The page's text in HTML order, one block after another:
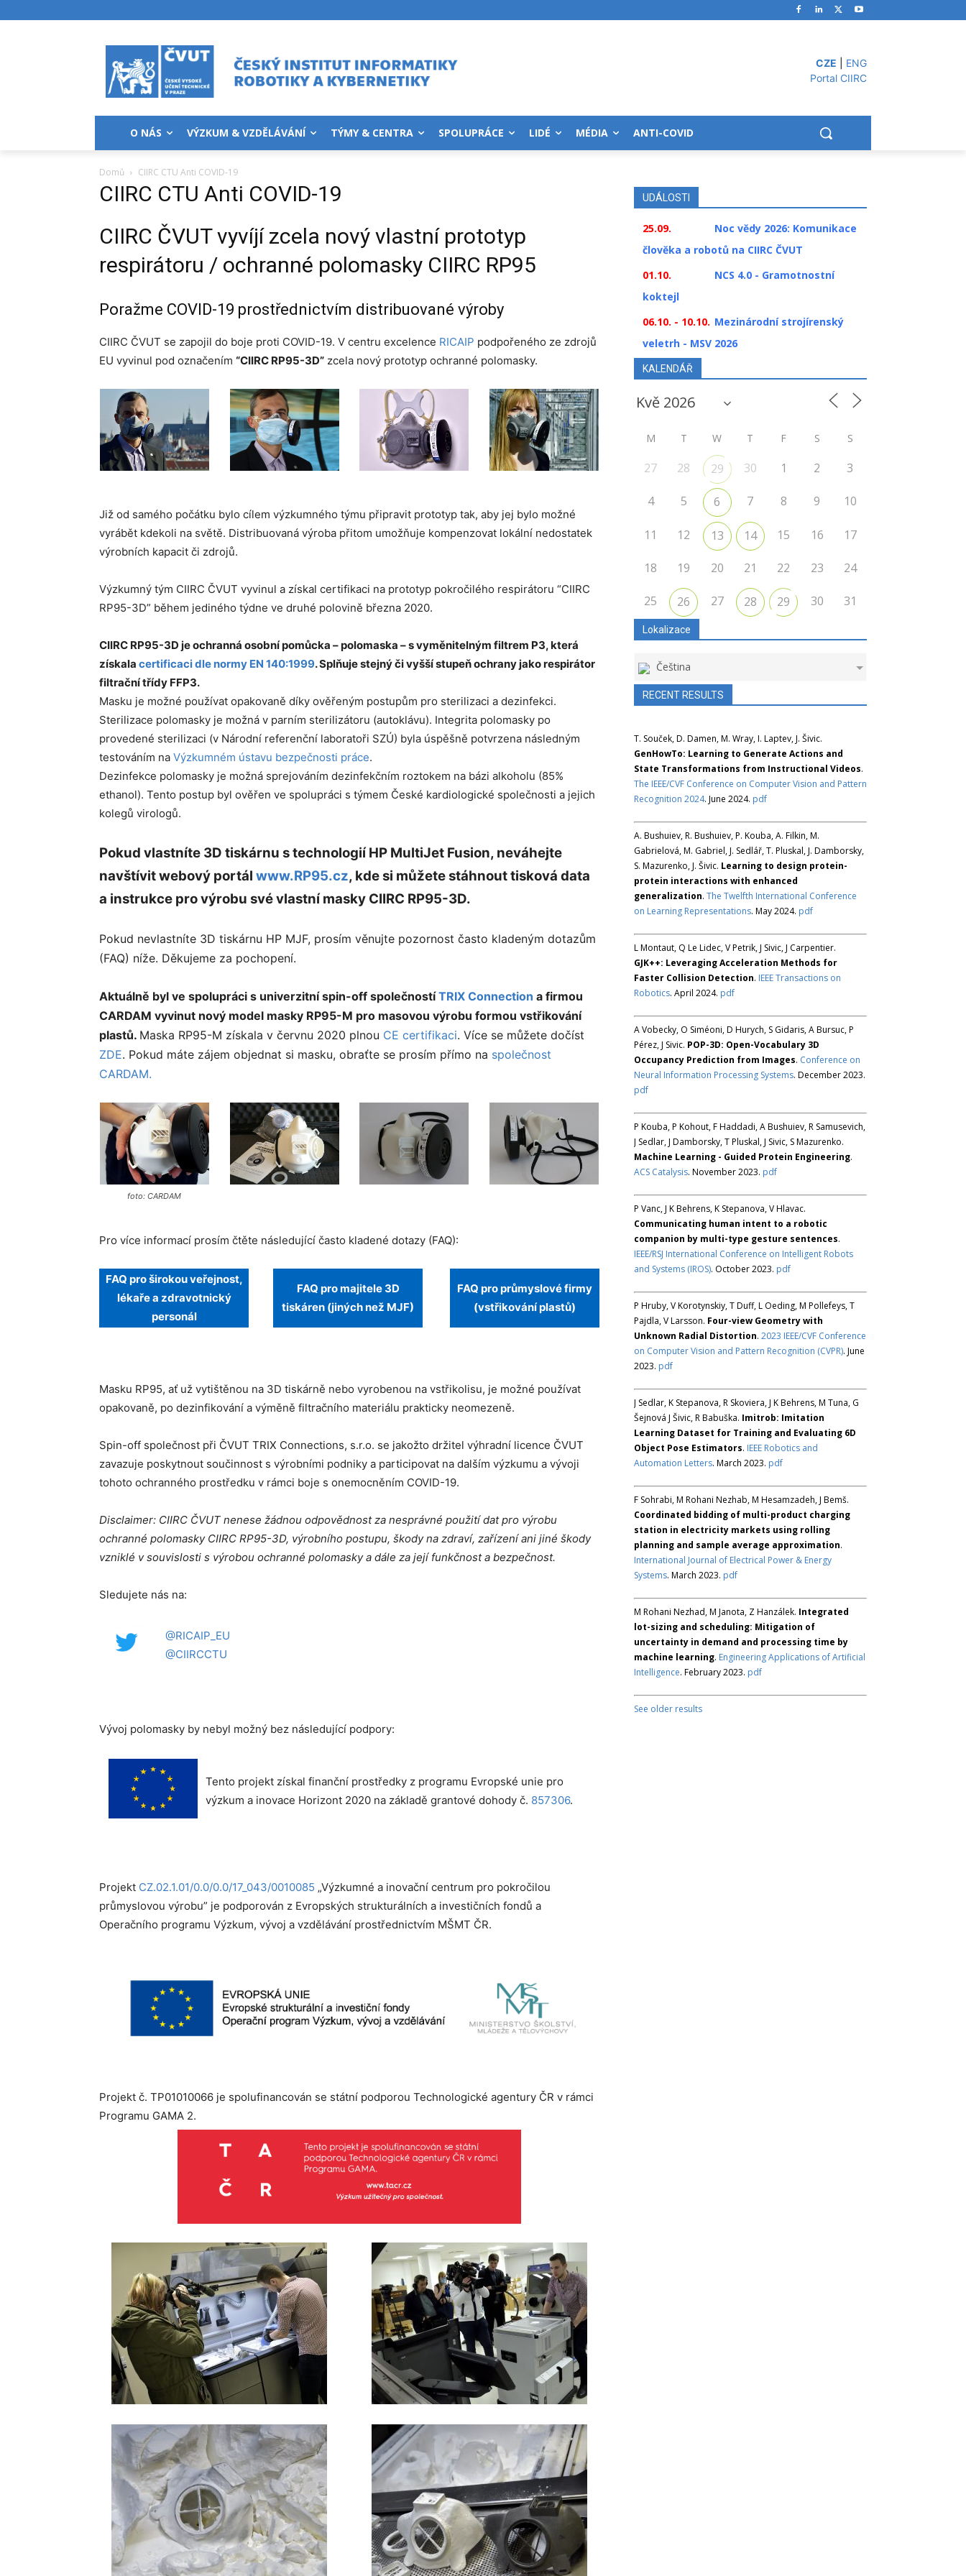
CZE
ENG
Portal CIIRC
O NÁS VÝZKUM & VZDĚLÁVÁNÍ TÝMY & CENTRA SPOLUPRÁCE LIDÉ MÉDIA ANTI-COVID
Domů CIIRC CTU Anti COVID-19
CIIRC CTU Anti COVID-19
CIIRC ČVUT vyvíjí zcela nový vlastní prototyp
respirátoru / ochranné polomasky CIIRC RP95
Poražme COVID-19 prostřednictvím distribuované výroby
CIIRC ČVUT se zapojil do boje proti COVID-19. V centru excelence RICAIP podpořeného ze zdrojů
EU vyvinul pod označením “CIIRC RP95-3D” zcela nový prototyp ochranné polomasky.
Již od samého počátku bylo cílem výzkumného týmu připravit prototyp tak, aby jej bylo možné
vyrábět kdekoli na světě. Distribuovaná výroba přitom umožňuje kompenzovat lokální nedostatek
výrobních kapacit či zdrojů.
Výzkumný tým CIIRC ČVUT vyvinul a získal certifikaci na prototyp pokročilého respirátoru “CIIRC
RP95-3D” během jediného týdne ve druhé polovině března 2020.
CIIRC RP95-3D je ochranná osobní pomůcka – polomaska – s vyměnitelným filtrem P3, která
získala certificaci dle normy EN 140:1999. Splňuje stejný či vyšší stupeň ochrany jako respirátor
filtrační třídy FFP3.
Masku je možné používat opakovaně díky ověřeným postupům pro sterilizaci a dezinfekci.
Sterilizace polomasky je možná v parním sterilizátoru (autoklávu). Integrita polomasky po
provedené sterilizaci (v Národní referenční laboratoři SZÚ) byla úspěšně potvrzena následným
testováním na Výzkumném ústavu bezpečnosti práce.
Dezinfekce polomasky je možná sprejováním dezinfekčním roztokem na bázi alkoholu (85%
ethanol). Tento postup byl ověřen ve spolupráci s týmem České kardiologické společnosti a jejich
kolegů virologů.
Pokud vlastníte 3D tiskárnu s technologií HP MultiJet Fusion, neváhejte
navštívit webový portál www.RP95.cz, kde si můžete stáhnout tisková data
a instrukce pro výrobu své vlastní masky CIIRC RP95-3D.
Pokud nevlastníte 3D tiskárnu HP MJF, prosím věnujte pozornost často kladeným dotazům
(FAQ) níže. Děkujeme za pochopení.
Aktuálně byl ve spolupráci s univerzitní spin-off společnostíTRIX Connection a firmou
CARDAM vyvinut nový model masky RP95-M pro masovou výrobu formou vstřikování
plastů. Maska RP95-M získala v červnu 2020 plnou CE certifikaci. Více se můžete dočíst
ZDE. Pokud máte zájem objednat si masku, obraťte se prosím přímo na společnost
CARDAM.
foto: CARDAM
Pro více informací prosím čtěte následující často kladené dotazy (FAQ):
FAQ pro širokou veřejnost,
lékaře a zdravotnický
personál
FAQ pro majitele 3D
tiskáren (jiných než MJF)
FAQ pro průmyslové firmy
(vstřikování plastů)
Masku RP95, ať už vytištěnou na 3D tiskárně nebo vyrobenou na vstřikolisu, je možné používat
opakovaně, po dezinfikování a výměně filtračního materiálu prakticky neomezeně.
Spin-off společnost při ČVUT TRIX Connections, s.r.o. se jakožto držitel výhradní licence ČVUT
zavazuje poskytnout součinnost s výrobními podniky a participovat na dalším výzkumu a vývoji
tohoto ochranného prostředku v rámci boje s onemocněním COVID-19.
Disclaimer: CIIRC ČVUT nenese žádnou odpovědnost za nesprávné použití dat pro výrobu
ochranné polomasky CIIRC RP95-3D, výrobního postupu, škody na zdraví, zařízení ani jiné škody
vzniklé v souvislosti s výrobou ochranné polomasky a dále za její funkčnost a bezpečnost.
Sledujete nás na:
@RICAIP_EU
@CIIRCCTU
Vývoj polomasky by nebyl možný bez následující podpory:
Tento projekt získal finanční prostředky z programu Evropské unie pro
výzkum a inovace Horizont 2020 na základě grantové dohody č. 857306.
Projekt CZ.02.1.01/0.0/0.0/17_043/0010085 „Výzkumné a inovační centrum pro pokročilou
průmyslovou výrobu” je podporován z Evropských strukturálních a investičních fondů a
Operačního programu Výzkum, vývoj a vzdělávání prostřednictvím MŠMT ČR.
Projekt č. TP01010066 je spolufinancován se státní podporou Technologické agentury ČR v rámci
Programu GAMA 2.
UDÁLOSTI
25.09.
Noc vědy 2026: Komunikace
člověka a robotů na CIIRC ČVUT
01.10.
NCS 4.0 - Gramotnostní
koktejl
06.10. - 10.10. Mezinárodní strojírenský
veletrh - MSV 2026
KALENDÁŘ
M T W T F S S
27 28 29 30 1 2 3
4 5 6 7 8 9 10
11 12 13 14 15 16 17
18 19 20 21 22 23 24
25 26 27 28 29 30 31
Lokalizace
Čeština
RECENT RESULTS
T. Souček, D. Damen, M. Wray, I. Laptev, J. Šivic.
GenHowTo: Learning to Generate Actions and
State Transformations from Instructional Videos.
The IEEE/CVF Conference on Computer Vision and Pattern
Recognition 2024. June 2024. pdf
A. Bushuiev, R. Bushuiev, P. Kouba, A. Filkin, M.
Gabrielová, M. Gabriel, J. Sedlář, T. Pluskal, J. Damborsky,
S. Mazurenko, J. Šivic. Learning to design protein-
protein interactions with enhanced
generalization. The Twelfth International Conference
on Learning Representations. May 2024. pdf
L Montaut, Q Le Lidec, V Petrik, J Sivic, J Carpentier.
GJK++: Leveraging Acceleration Methods for
Faster Collision Detection. IEEE Transactions on
Robotics. April 2024. pdf
A Vobecky, O Siméoni, D Hurych, S Gidaris, A Bursuc, P
Pérez, J Sivic. POP-3D: Open-Vocabulary 3D
Occupancy Prediction from Images. Conference on
Neural Information Processing Systems. December 2023.
pdf
P Kouba, P Kohout, F Haddadi, A Bushuiev, R Samusevich,
J Sedlar, J Damborsky, T Pluskal, J Sivic, S Mazurenko.
Machine Learning - Guided Protein Engineering.
ACS Catalysis. November 2023. pdf
P Vanc, J K Behrens, K Stepanova, V Hlavac.
Communicating human intent to a robotic
companion by multi-type gesture sentences.
IEEE/RSJ International Conference on Intelligent Robots
and Systems (IROS). October 2023. pdf
P Hruby, V Korotynskiy, T Duff, L Oeding, M Pollefeys, T
Pajdla, V Larsson. Four-view Geometry with
Unknown Radial Distortion. 2023 IEEE/CVF Conference
on Computer Vision and Pattern Recognition (CVPR). June
2023. pdf
J Sedlar, K Stepanova, R Skoviera, J K Behrens, M Tuna, G
Šejnová J Šivic, R Babuška. Imitrob: Imitation
Learning Dataset for Training and Evaluating 6D
Object Pose Estimators. IEEE Robotics and
Automation Letters. March 2023. pdf
F Sohrabi, M Rohani Nezhab, M Hesamzadeh, J Bemš.
Coordinated bidding of multi-product charging
station in electricity markets using rolling
planning and sample average approximation.
International Journal of Electrical Power & Energy
Systems. March 2023. pdf
M Rohani Nezhad, M Janota, Z Hanzálek. Integrated
lot-sizing and scheduling: Mitigation of
uncertainty in demand and processing time by
machine learning. Engineering Applications of Artificial
Intelligence. February 2023. pdf
See older results